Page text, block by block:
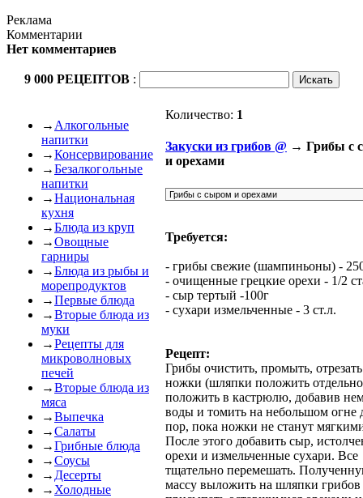
Реклама
Комментарии
Нет комментариев
9 000 РЕЦЕПТОВ :
→ Алкогольные
напитки
→Консервирование
→Безалкогольные
напитки
→Национальная
кухня
→Блюда из круп
→Овощные
гарниры
→Блюда из рыбы и
морепродуктов
→Первые блюда
→Вторые блюда из
муки
→Рецепты для
микроволновых
печей
→Вторые блюда из
мяса
→Выпечка
→Салаты
→Грибные блюда
→Соусы
→ Десерты
→ Холодные
Количество: 1
Закуски из грибов @ → Грибы с
и орехами
Требуется:
- грибы свежие (шампиньоны) -
- очищенные грецкие орехи - 1/2
- сыр тертый -100г
- сухари измельченные - 3 ст.л.
Рецепт:
Грибы очистить, промыть, отрезать
ножки (шляпки положить
положить в кастрюлю, добавив
воды и томить на небольшом огне
пор, пока ножки не станут
После этого добавить сыр,
орехи и измельченные сухари. Все
тщательно перемешать.
массу выложить на шляпки